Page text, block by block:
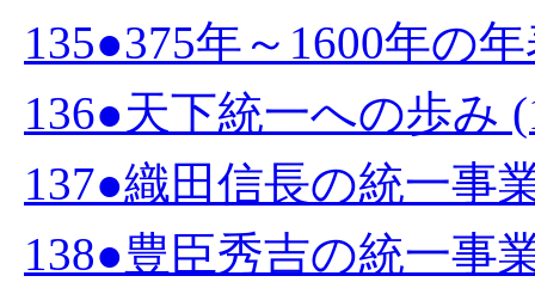
135●375年～1600年の
136●天下統一への歩み
137●織田信長の統一事
138●豊臣秀吉の統一事